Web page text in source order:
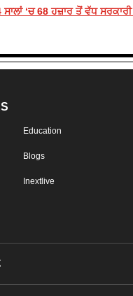
‘ਚ 68 ਹਜ਼ਾਰ ਤੋਂ ਵੱਧ
Education
Blogs
Inextlive